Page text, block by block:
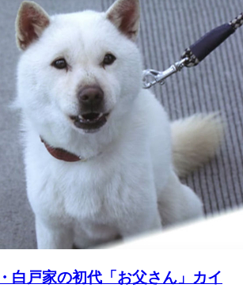
白戸家の初代「お父さん」カイ